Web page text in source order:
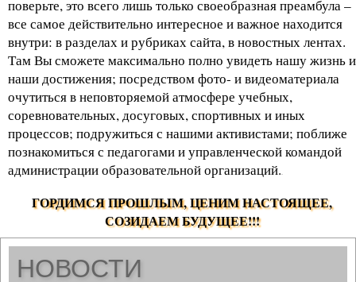
поверьте, это всего лишь только своеобразная преамбула –
все самое действительно интересное и важное находится
внутри: в разделах и рубриках сайта, в новостных лентах.
Там Вы сможете максимально полно увидеть нашу жизнь и
наши достижения; посредством фото- и видеоматериала
очутиться в неповторяемой атмосфере учебных,
соревновательных, досуговых, спортивных и иных
процессов; подружиться с нашими активистами; поближе
познакомиться с педагогами и управленческой командой
администрации образовательной организаций.
ГОРДИМСЯ ПРОШЛЫМ, ЦЕНИМ НАСТОЯЩЕЕ,
СОЗИДАЕМ БУДУЩЕЕ!!!